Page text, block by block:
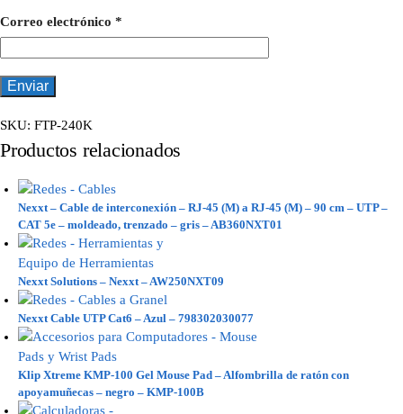
Correo electrónico *
SKU: FTP-240K
Productos relacionados
Nexxt – Cable de interconexión – RJ-45 (M) a RJ-45 (M) – 90 cm – UTP –
CAT 5e – moldeado, trenzado – gris – AB360NXT01
Nexxt Solutions – Nexxt – AW250NXT09
Nexxt Cable UTP Cat6 – Azul – 798302030077
Klip Xtreme KMP-100 Gel Mouse Pad – Alfombrilla de ratón con
apoyamuñecas – negro – KMP-100B